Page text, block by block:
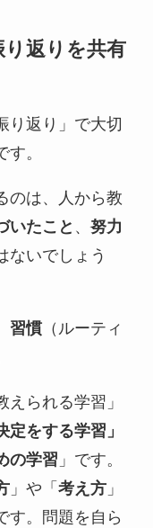
り返りを共有
り返り」で大切
す。
のは、人から教
いたこと 、努力
ないでしょう
習慣（ルーティ
られる学習」
をする学習」
の学習 」です。
」や「 考え方」
す。問題を自ら